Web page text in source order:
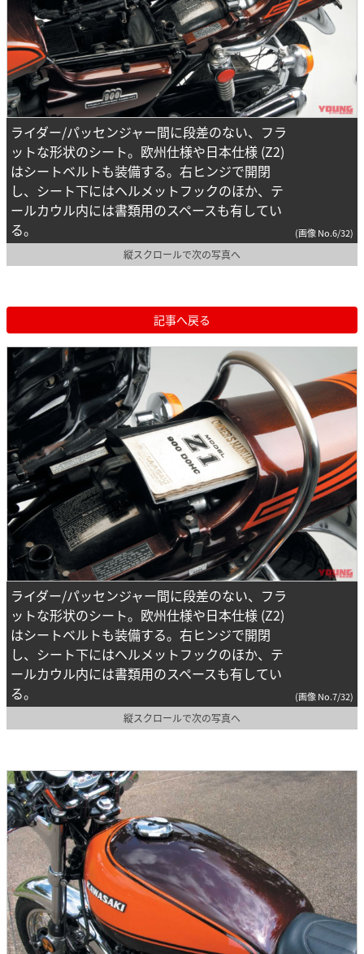
ライダー/パッセンジャー間に段差のない、フラ
ットな形状のシート。欧州仕様や日本仕様 (Z2)
はシートベルトも装備する。右ヒンジで開閉
し、シート下にはヘルメットフックのほか、テ
ールカウル内には書類用のスペースも有してい
る。
(画像 No.6/32)
縦スクロールで次の写真へ
記事へ戻る
ライダー/パッセンジャー間に段差のない、フラ
ットな形状のシート。欧州仕様や日本仕様 (Z2)
はシートベルトも装備する。右ヒンジで開閉
し、シート下にはヘルメットフックのほか、テ
ールカウル内には書類用のスペースも有してい
る。
(画像 No.7/32)
縦スクロールで次の写真へ